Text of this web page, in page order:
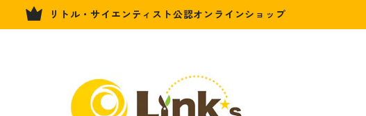
リトル・サイエンティスト公認オンラインショップ